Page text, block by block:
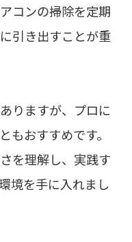
コンの掃除を定期
引き出すことが重
りますが、プロに
もおすすめです。
を理解し、実践す
境を手に入れまし